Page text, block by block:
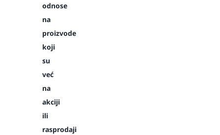
odnose
na
proizvode
koji
su
već
na
akciji
ili
rasprodaji